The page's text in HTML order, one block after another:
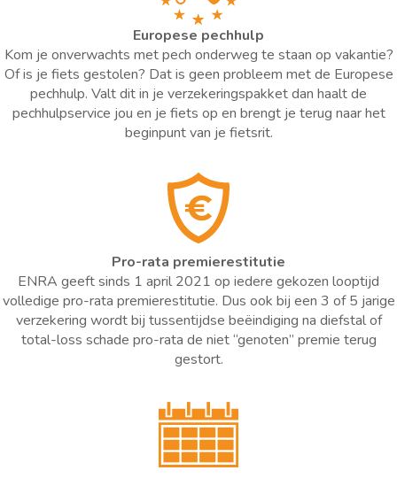
Europese pechhulp
Kom je onverwachts met pech onderweg te staan op vakantie?
Of is je fiets gestolen? Dat is geen probleem met de Europese
pechhulp. Valt dit in je verzekeringspakket dan haalt de
pechhulpservice jou en je fiets op en brengt je terug naar het
beginpunt van je fietsrit.
Pro-rata premierestitutie
ENRA geeft sinds 1 april 2021 op iedere gekozen looptijd
volledige pro-rata premierestitutie. Dus ook bij een 3 of 5 jarige
verzekering wordt bij tussentijdse beëindiging na diefstal of
total-loss schade pro-rata de niet “genoten” premie terug
gestort.